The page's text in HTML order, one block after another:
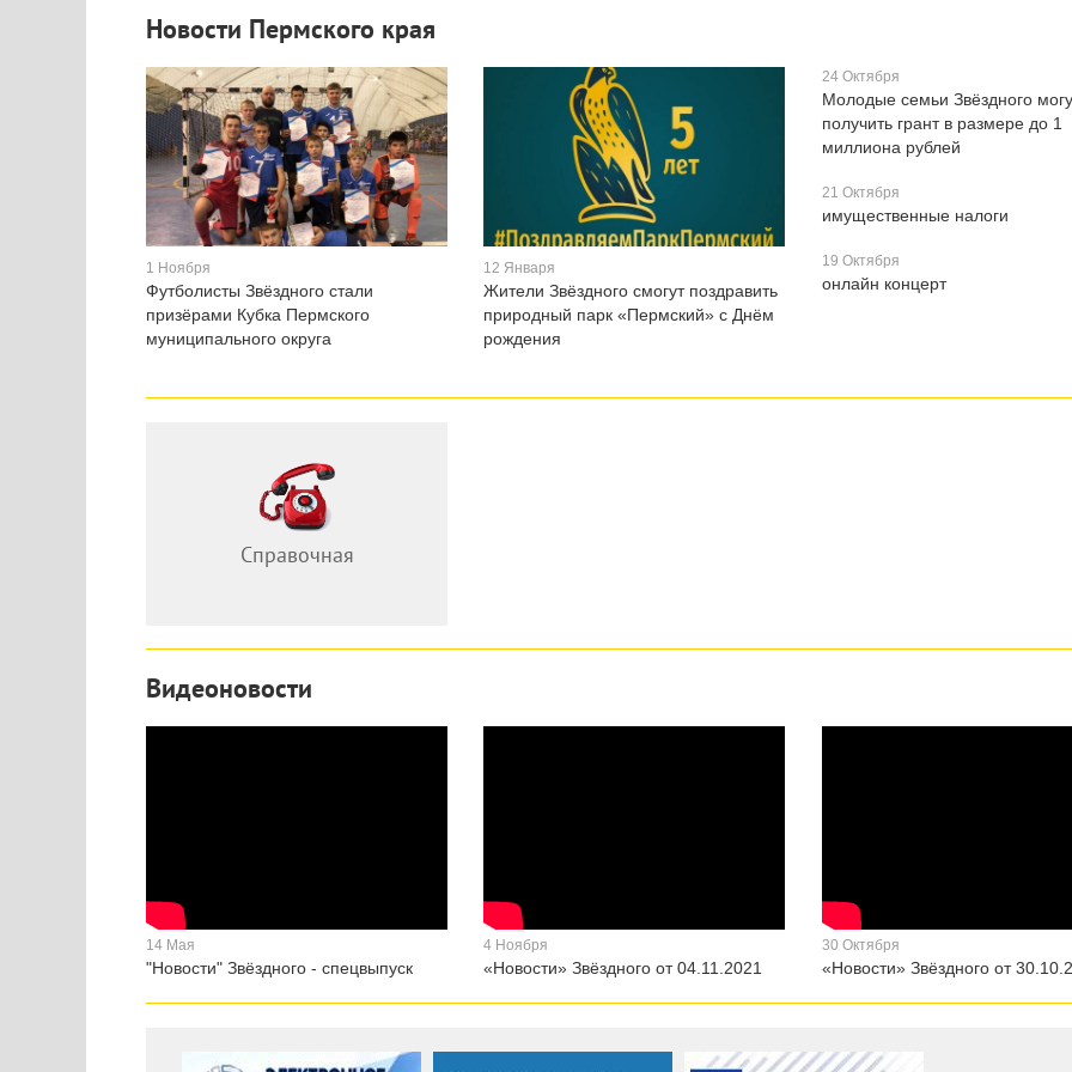
Новости Пермского края
1 Ноября
Футболисты Звёздного стали
призёрами Кубка Пермского
муниципального округа
12 Января
Жители Звёздного смогут поздравить
природный парк «Пермский» с Днём
рождения
24 Октября
Молодые семьи Звёздного
получить грант в размере до 1
миллиона рублей
21 Октября
имущественные налоги
19 Октября
онлайн концерт
Справочная
Видеоновости
14 Мая
"Новости" Звёздного - спецвыпуск
4 Ноября
«Новости» Звёздного от 04.11.2021
30 Октября
«Новости» Звёздного от